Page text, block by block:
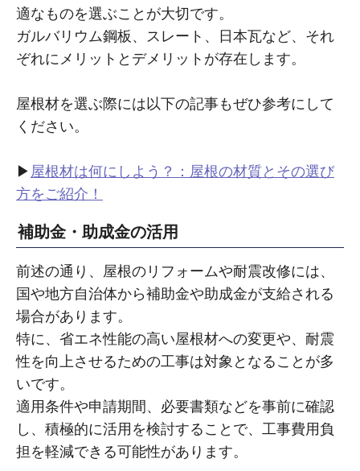
適なものを選ぶことが大切です。
ガルバリウム鋼板、スレート、日本瓦など、それ
ぞれにメリットとデメリットが存在します。
屋根材を選ぶ際には以下の記事もぜひ参考にして
ください。
▶︎ 屋根材は何にしよう？：屋根の材質とその選び
方をご紹介！
補助金・助成金の活用
前述の通り、屋根のリフォームや耐震改修には、
国や地方自治体から補助金や助成金が支給される
場合があります。
特に、省エネ性能の高い屋根材への変更や、耐震
性を向上させるための工事は対象となることが多
いです。
適用条件や申請期間、必要書類などを事前に確認
し、積極的に活用を検討することで、工事費用負
担を軽減できる可能性があります。